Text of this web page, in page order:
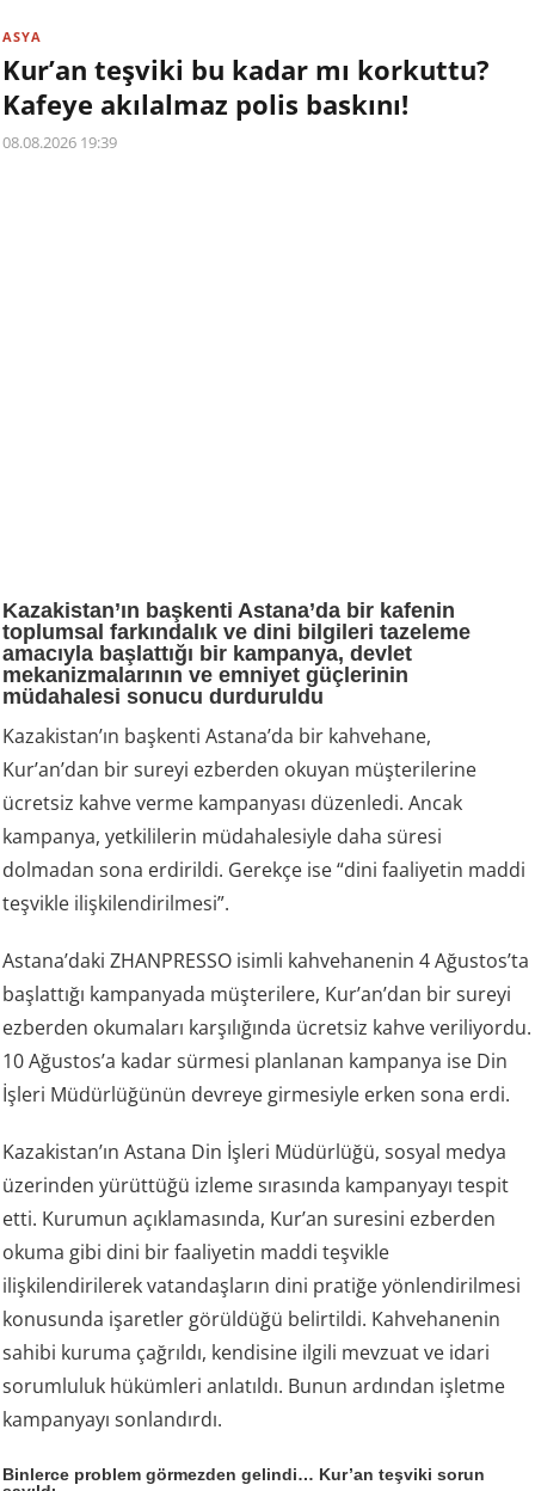
ASYA
Kur’an teşviki bu kadar mı korkuttu?
Kafeye akılalmaz polis baskını!
08.08.2026 19:39
Kazakistan’ın başkenti Astana’da bir kafenin
toplumsal farkındalık ve dini bilgileri tazeleme
amacıyla başlattığı bir kampanya, devlet
mekanizmalarının ve emniyet güçlerinin
müdahalesi sonucu durduruldu
Kazakistan’ın başkenti Astana’da bir kahvehane,
Kur’an’dan bir sureyi ezberden okuyan müşterilerine
ücretsiz kahve verme kampanyası düzenledi. Ancak
kampanya, yetkililerin müdahalesiyle daha süresi
dolmadan sona erdirildi. Gerekçe ise “dini faaliyetin maddi
teşvikle ilişkilendirilmesi”.
Astana’daki ZHANPRESSO isimli kahvehanenin 4 Ağustos’ta
başlattığı kampanyada müşterilere, Kur’an’dan bir sureyi
ezberden okumaları karşılığında ücretsiz kahve veriliyordu.
10 Ağustos’a kadar sürmesi planlanan kampanya ise Din
İşleri Müdürlüğünün devreye girmesiyle erken sona erdi.
Kazakistan’ın Astana Din İşleri Müdürlüğü, sosyal medya
üzerinden yürüttüğü izleme sırasında kampanyayı tespit
etti. Kurumun açıklamasında, Kur’an suresini ezberden
okuma gibi dini bir faaliyetin maddi teşvikle
ilişkilendirilerek vatandaşların dini pratiğe yönlendirilmesi
konusunda işaretler görüldüğü belirtildi. Kahvehanenin
sahibi kuruma çağrıldı, kendisine ilgili mevzuat ve idari
sorumluluk hükümleri anlatıldı. Bunun ardından işletme
kampanyayı sonlandırdı.
Binlerce problem görmezden gelindi… Kur’an teşviki sorun